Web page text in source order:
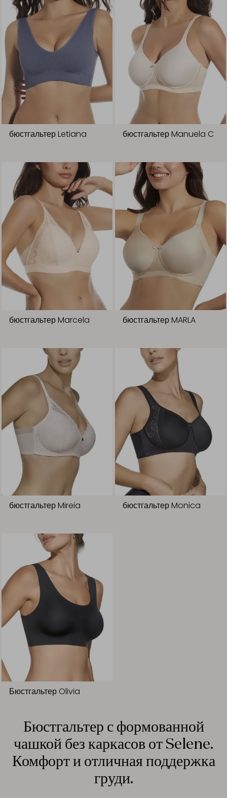
бюстгальтер Letiana бюстгальтер Manuela C
бюстгальтер Marcela бюстгальтер MARLA
бюстгальтер Mireia бюстгальтер Monica
Бюстгальтер Olivia
Бюстгальтер с формованной
чашкой без каркасов от Selene.
Комфорт и отличная поддержка
груди.